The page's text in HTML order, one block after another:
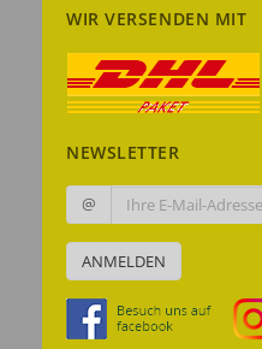
WIR VERSENDEN MIT
NEWSLETTER
@
ANMELDEN